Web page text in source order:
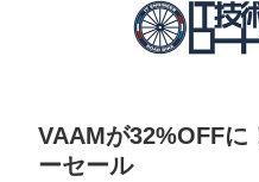
VAAMが32%OFF
ーセール